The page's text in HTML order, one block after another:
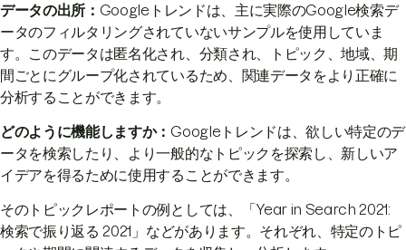
データの出所： Googleトレンドは、主に実際のGoogle検索デ
ータのフィルタリングされていないサンプルを使用していま
す。このデータは匿名化され、分類され、トピック、地域、期
間ごとにグループ化されているため、関連データをより正確に
分析することができます。
どのように機能しますか： Googleトレンドは、欲しい特定のデ
ータを検索したり、より一般的なトピックを探索し、新しいア
イデアを得るために使用することができます。
そのトピックレポートの例としては、「Year in Search 2021:
検索で振り返る 2021」などがあります。それぞれ、特定のトピ